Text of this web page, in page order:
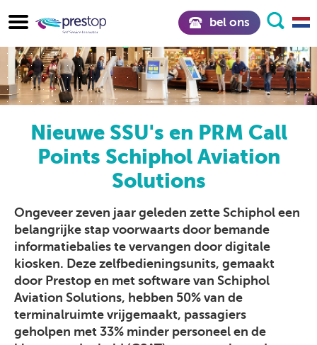
bel ons
Nieuwe SSU's en PRM Call
Points Schiphol Aviation
Solutions
Ongeveer zeven jaar geleden zette Schiphol een
belangrijke stap voorwaarts door bemande
informatiebalies te vervangen door digitale
kiosken. Deze zelfbedieningsunits, gemaakt
door Prestop en met software van Schiphol
Aviation Solutions, hebben 50% van de
terminalruimte vrijgemaakt, passagiers
geholpen met 33% minder personeel en de